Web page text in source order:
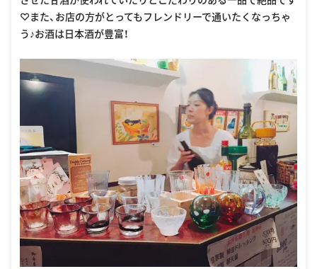
♡また、お店の方がとってもフレンドリーで通いたくなっちゃ
う♪お酒は日本酒が豊富！